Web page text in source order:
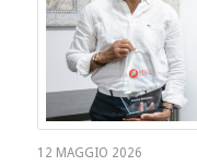
12 MAGGIO 2026